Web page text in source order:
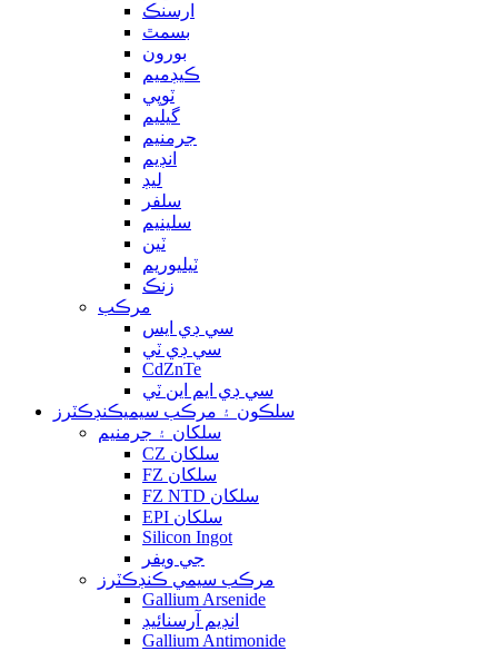
ارسنڪ
بسمٿ
بورون
ڪيڊميم
ٽوپي
گيليم
جرمنيم
انڊيم
ليڊ
سلفر
سلينيم
ٽين
ٽيليوريم
زنڪ
مرڪب
سي ڊي ايس
سي ڊي ٽي
CdZnTe
سي ڊي ايم اين ٽي
سلڪون ۽ مرڪب سيميڪنڊڪٽرز
سلکان ۽ جرمنيم
CZ سلکان
FZ سلکان
FZ NTD سلکان
EPI سلکان
Silicon Ingot
جي ويفر
مرڪب سيمي ڪنڊڪٽرز
Gallium Arsenide
انڊيم آرسنائيڊ
Gallium Antimonide